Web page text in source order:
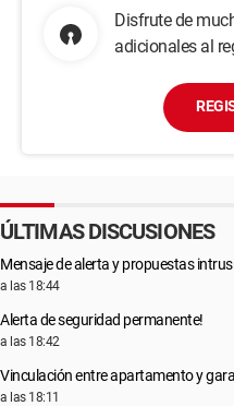
Disfrute de
adicionales al
ÚLTIMAS DISCUSIONES
Mensaje de alerta y propuestas
a las 18:44
Alerta de seguridad permanente!
a las 18:42
Vinculación entre apartamento y
a las 18:11